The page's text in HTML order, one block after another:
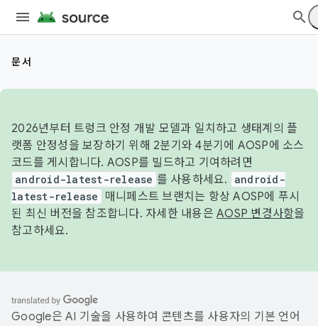
문서
2026년부터 트렁크 안정 개발 모델과 일치하고 생태계의 플
랫폼 안정성을 보장하기 위해 2분기와 4분기에 AOSP에 소스
코드를 게시합니다. AOSP를 빌드하고 기여하려면
android-latest-release 를 사용하세요.
android-
latest-release
매니페스트 브랜치는 항상 AOSP에 푸시
된 최신 버전을 참조합니다. 자세한 내용은 AOSP 변경사항을
참고하세요.
Google은 AI 기술을 사용하여 콘텐츠를 사용자의 기본 언어